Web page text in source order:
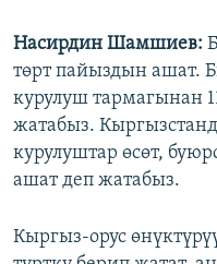
Насирдин Шамшиев:
төрт пайыздын ашат.
курулуш тармагынан
жатабыз.
курулуштар өсөт,
ашат деп жатабыз.
Кыргыз-орус